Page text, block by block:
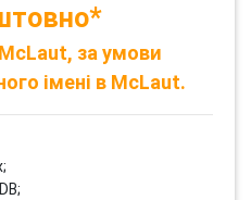
за умови
імені в McLaut.